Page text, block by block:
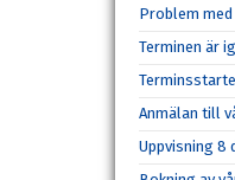
Problem
Terminen är
Anmälan till
Uppvisning 8